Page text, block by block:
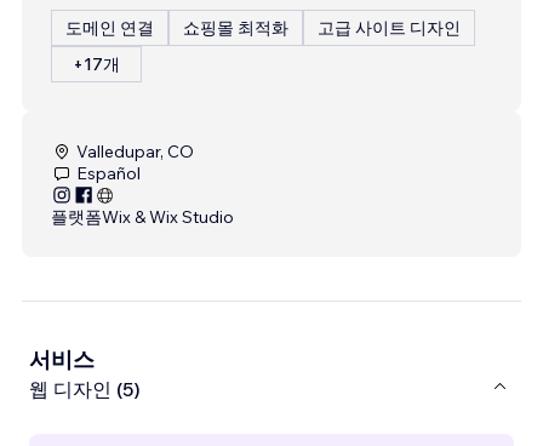
도메인 연결 쇼핑몰 최적화
고급 사이트 디자인
+17개
Valledupar, CO
Español
플랫폼Wix & Wix Studio
서비스
웹 디자인 (5)